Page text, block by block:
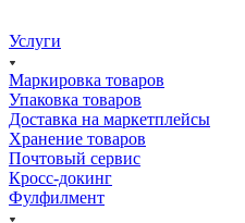
Услуги
Маркировка товаров
Упаковка товаров
Доставка на маркетплейсы
Хранение товаров
Почтовый сервис
Кросс-докинг
Фулфилмент